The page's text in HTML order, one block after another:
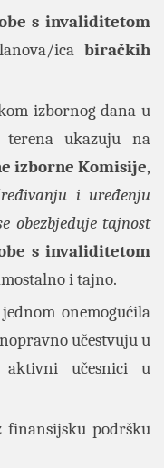
s invaliditetom
ica biračkih
izbornog dana u
ukazuju na
izborne Komisije,
i uređenju
obezbjeđuje tajnost
s invaliditetom
i tajno.
onemogućila
učestvuju u
učesnici u
finansijsku podršku